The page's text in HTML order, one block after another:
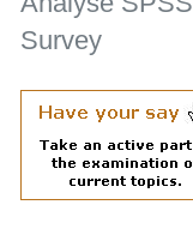
Survey